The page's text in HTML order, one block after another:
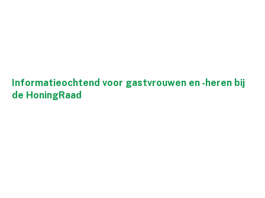
Informatieochtend voor gastvrouwen en -heren bij
de HoningRaad